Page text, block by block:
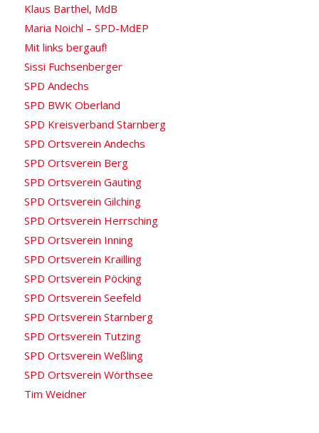
Klaus Barthel, MdB
Maria Noichl – SPD-MdEP
Mit links bergauf!
Sissi Fuchsenberger
SPD Andechs
SPD BWK Oberland
SPD Kreisverband Starnberg
SPD Ortsverein Andechs
SPD Ortsverein Berg
SPD Ortsverein Gauting
SPD Ortsverein Gilching
SPD Ortsverein Herrsching
SPD Ortsverein Inning
SPD Ortsverein Krailling
SPD Ortsverein Pöcking
SPD Ortsverein Seefeld
SPD Ortsverein Starnberg
SPD Ortsverein Tutzing
SPD Ortsverein Weßling
SPD Ortsverein Wörthsee
Tim Weidner